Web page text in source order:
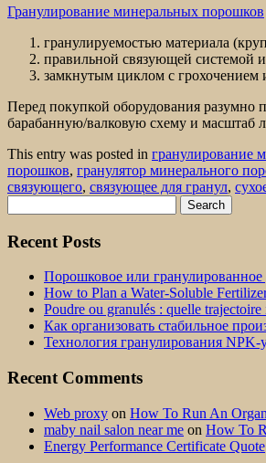
Гранулирование минеральных порошков
гранулируемостью материала
правильной связующей системой
замкнутым циклом с
Перед покупкой оборудования разумно
барабанную/валковую схему и масштаб
This entry was posted in гранулирование
порошков, гранулятор минерального
связующего, связующее для гранул,
for:
Recent Posts
Порошковое или
How to Plan a Water-Soluble
Poudre ou granulés : quelle
Как организовать стабильное
Технология гранулирования
Recent Comments
Web proxy on How To Run An
maby nail salon near me on How To
Energy Performance Certificate Quote